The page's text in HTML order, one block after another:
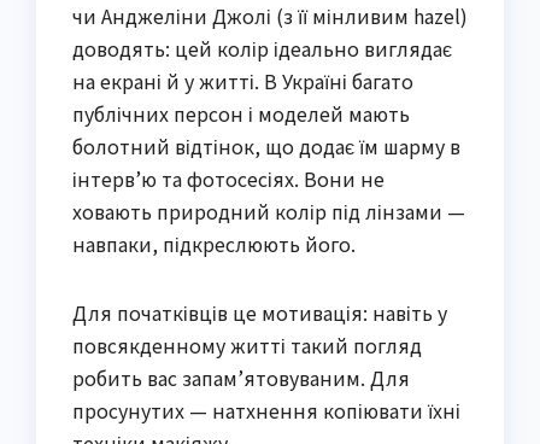
чи Анджеліни Джолі (з її мінливим hazel)
доводять: цей колір ідеально виглядає
на екрані й у житті. В Україні багато
публічних персон і моделей мають
болотний відтінок, що додає їм шарму в
інтерв’ю та фотосесіях. Вони не
ховають природний колір під лінзами —
навпаки, підкреслюють його.
Для початківців це мотивація: навіть у
повсякденному житті такий погляд
робить вас запам’ятовуваним. Для
просунутих — натхнення копіювати їхні